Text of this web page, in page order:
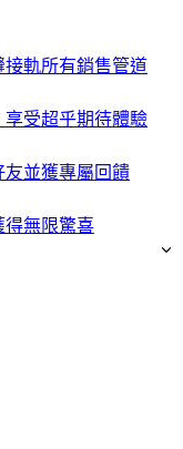
軌所有銷售管道
受超乎期待體驗
並獲專屬回饋
得無限驚喜